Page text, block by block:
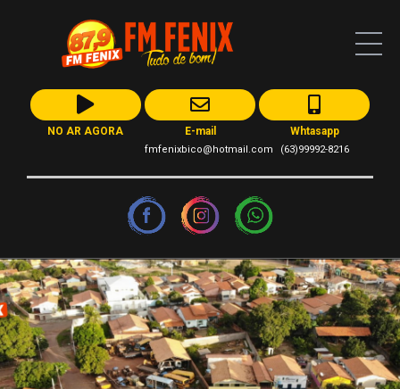
NO AR AGORA E-mail
fmfenixbico@hotmail.com
Whtasapp
(63)99992-8216